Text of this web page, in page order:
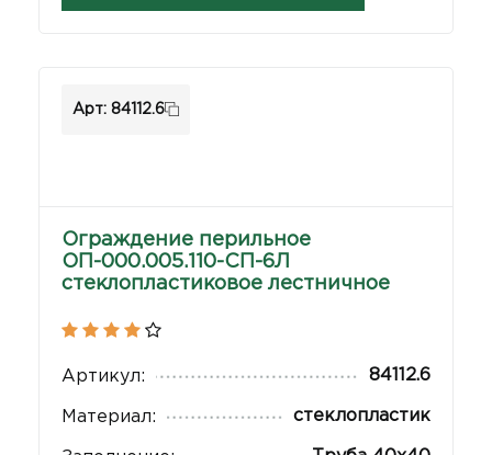
Арт: 84112.6
Ограждение перильное
ОП-000.005.110-СП-6Л
стеклопластиковое лестничное
Артикул: 84112.6
Материал: стеклопластик